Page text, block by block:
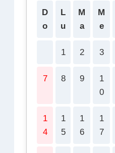
D
o
L
u
M
a
M
e
1 2 3
7 8 9
1
0
1
4
1
5
1
6
1
7